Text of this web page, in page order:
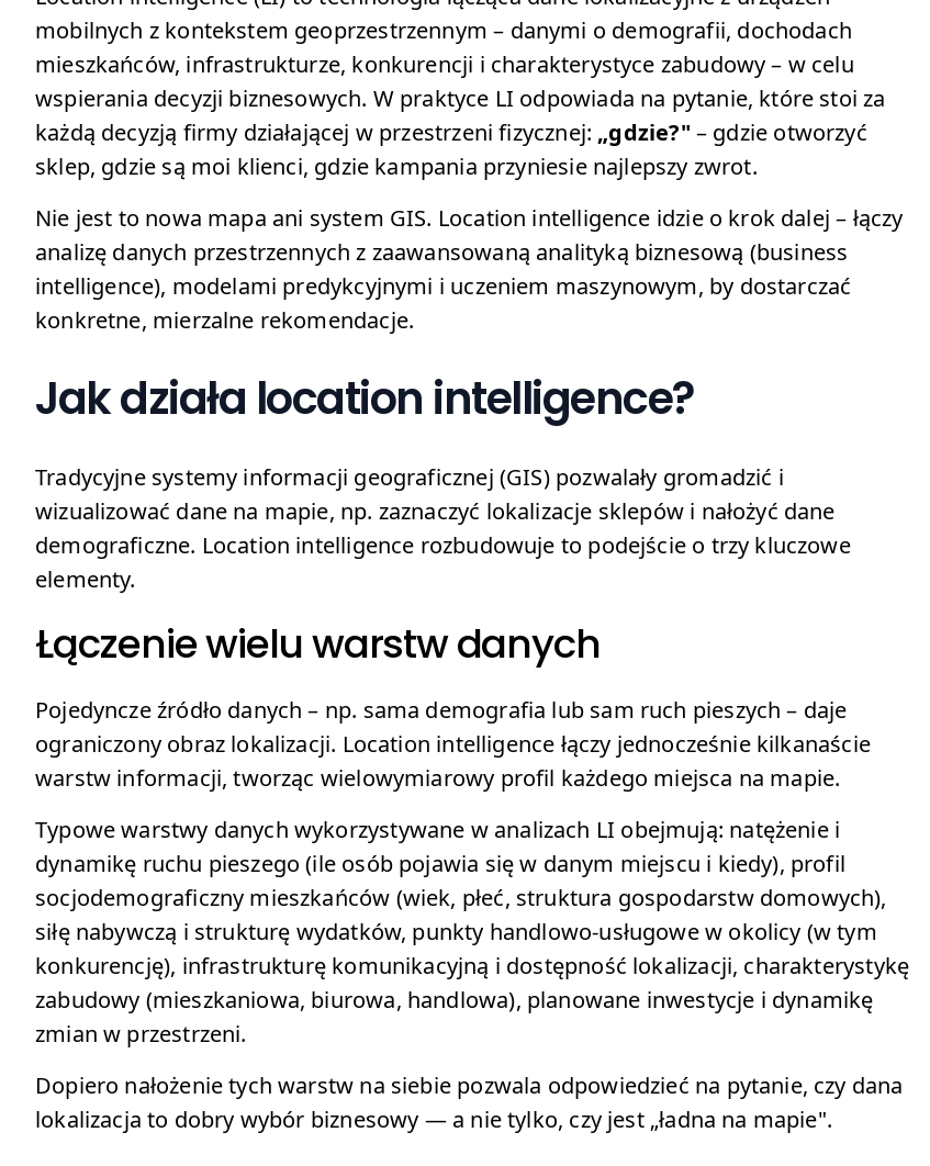
mobilnych z kontekstem geoprzestrzennym – danymi o demografii, dochodach
mieszkańców, infrastrukturze, konkurencji i charakterystyce zabudowy – w celu
wspierania decyzji biznesowych. W praktyce LI odpowiada na pytanie, które stoi za
każdą decyzją firmy działającej w przestrzeni fizycznej: „gdzie?"– gdzie otworzyć
sklep, gdzie są moi klienci, gdzie kampania przyniesie najlepszy zwrot.
Nie jest to nowa mapa ani system GIS. Location intelligence idzie o krok dalej – łączy
analizę danych przestrzennych z zaawansowaną analityką biznesową (business
intelligence), modelami predykcyjnymi i uczeniem maszynowym, by dostarczać
konkretne, mierzalne rekomendacje.
Jak działa location intelligence?
Tradycyjne systemy informacji geograficznej (GIS) pozwalały gromadzić i
wizualizować dane na mapie, np. zaznaczyć lokalizacje sklepów i nałożyć dane
demograficzne. Location intelligence rozbudowuje to podejście o trzy kluczowe
elementy.
Łączenie wielu warstw danych
Pojedyncze źródło danych – np. sama demografia lub sam ruch pieszych – daje
ograniczony obraz lokalizacji. Location intelligence łączy jednocześnie kilkanaście
warstw informacji, tworząc wielowymiarowy profil każdego miejsca na mapie.
Typowe warstwy danych wykorzystywane w analizach LI obejmują: natężenie i
dynamikę ruchu pieszego (ile osób pojawia się w danym miejscu i kiedy), profil
socjodemograficzny mieszkańców (wiek, płeć, struktura gospodarstw domowych),
siłę nabywczą i strukturę wydatków, punkty handlowo-usługowe w okolicy (w tym
konkurencję), infrastrukturę komunikacyjną i dostępność lokalizacji, charakterystykę
zabudowy (mieszkaniowa, biurowa, handlowa), planowane inwestycje i dynamikę
zmian w przestrzeni.
Dopiero nałożenie tych warstw na siebie pozwala odpowiedzieć na pytanie, czy dana
lokalizacja to dobry wybór biznesowy — a nie tylko, czy jest „ładna na mapie".